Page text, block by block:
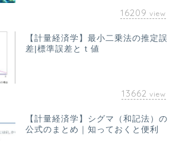
16209 view
【計量経済学】最小二乗法の推定誤
差|標準誤差とｔ値
13662 view
【計量経済学】シグマ（和記法）の
公式のまとめ｜知っておくと便利